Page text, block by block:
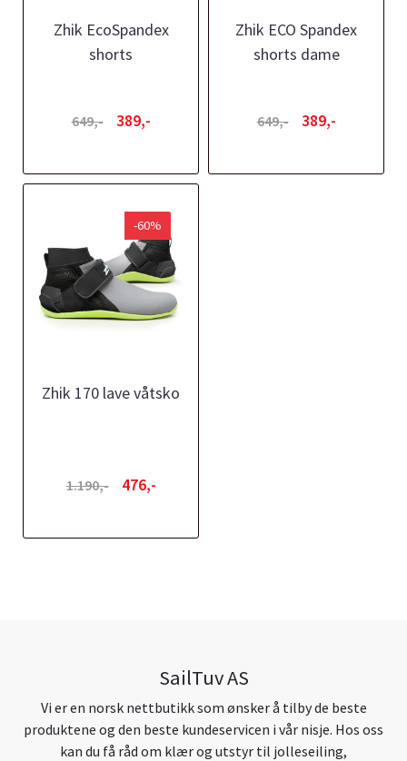
Zhik EcoSpandex
shorts
649,- 389,-
Zhik ECO Spandex
shorts dame
649,- 389,-
-60%
Zhik 170 lave våtsko
1.190,- 476,-
SailTuv AS
Vi er en norsk nettbutikk som ønsker å tilby de beste
produktene og den beste kundeservicen i vår nisje. Hos oss
kan du få råd om klær og utstyr til jolleseiling,